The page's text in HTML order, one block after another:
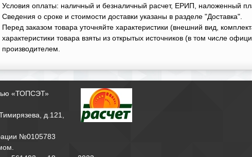
Условия оплаты: наличный и безналичный расчет, ЕРИП, наложенный
Cведения о сроке и стоимости доставки указаны в разделе "Доставка".
Перед заказом товара уточняйте характеристики (внешний вид,
характеристики товара взяты из открытых источников (в том числе
производителем.
«ТОПСЭТ»
д.121,
№0105783